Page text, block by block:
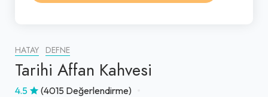
HATAY DEFNE
Tarihi Affan Kahvesi
4.5 (4015 Değerlendirme)